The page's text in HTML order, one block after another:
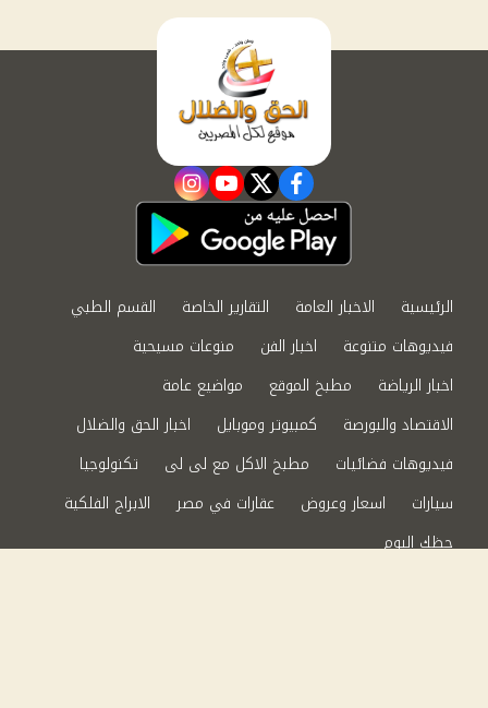
facebook
twitter
youtube
instagram
الرئيسية الاخبار العامة التقارير الخاصة
القسم الطبي
فيديوهات متنوعة
اخبار الفن
منوعات مسيحية
اخبار الرياضة
مطبخ الموقع
مواضيع عامة
الاقتصاد والبورصة
كمبيوتر وموبايل
اخبار الحق والضلال
فيديوهات فضائيات
مطبخ الاكل مع لى لى
تكنولوجيا
سيارات
اسعار وعروض عقارات في مصر
الابراج الفلكية
حظك اليوم